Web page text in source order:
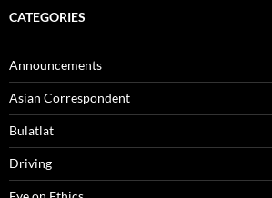
CATEGORIES
Announcements
Asian Correspondent
Bulatlat
Driving